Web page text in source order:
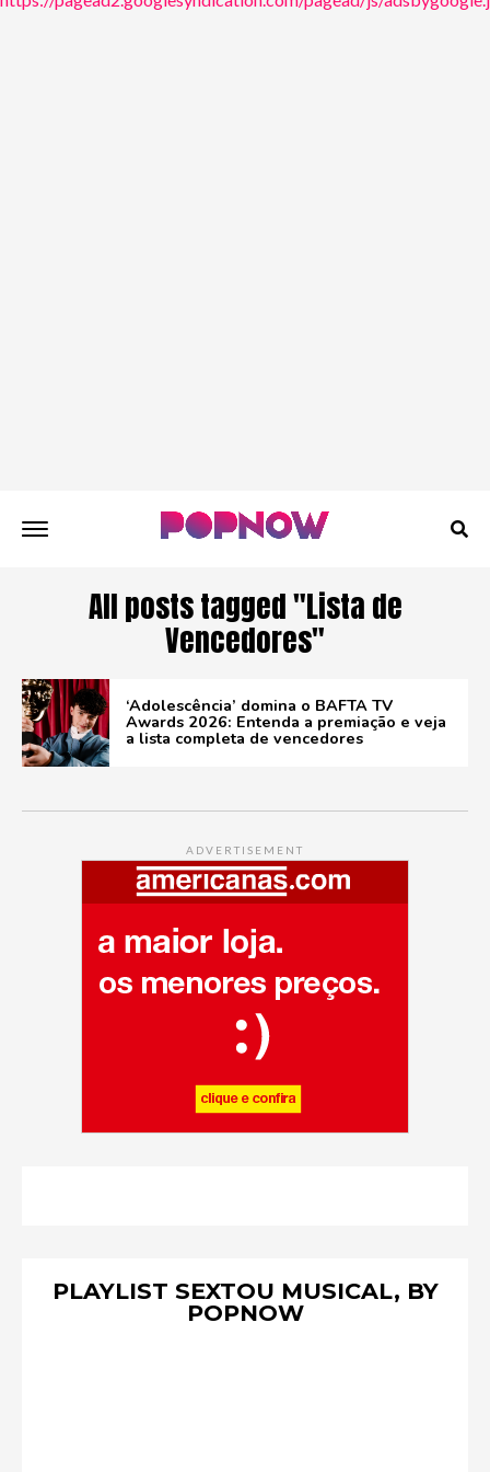
All posts tagged "Lista de
Vencedores"
‘Adolescência’ domina o BAFTA TV
Awards 2026: Entenda a premiação e veja
a lista completa de vencedores
ADVERTISEMENT
PLAYLIST SEXTOU MUSICAL, BY
POPNOW